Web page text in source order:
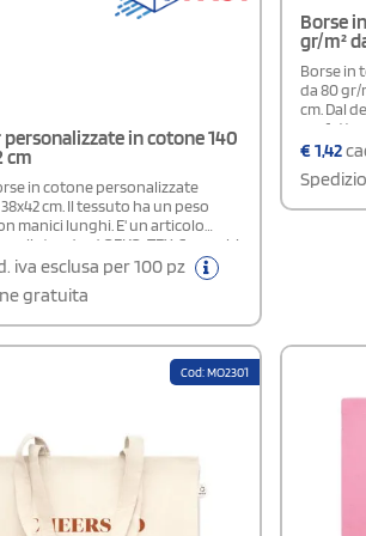
personalizzate in cotone 140
cm
in cotone personalizzate
cm. Il tessuto ha un peso
manici lunghi. E' un articolo
standard OEKO-TEX. Se cerchi
promozionale semplice,
e funzionale, questo modello
per le tue esigenze.
iva esclusa per 100 pz
gratuita
Borse
gr/m²
Borse in
da 80 gr/
cm. Dal
perfette
€1,42
Cod: MO2301